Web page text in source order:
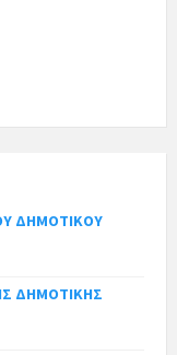
ΔΗΜΟΤΙΚΟΥ
ΔΗΜΟΤΙΚΗΣ